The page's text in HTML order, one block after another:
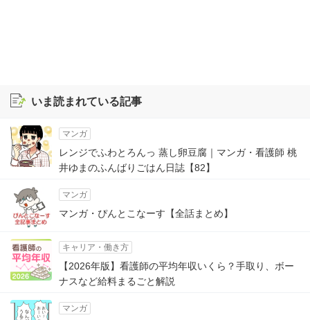
いま読まれている記事
マンガ
レンジでふわとろんっ 蒸し卵豆腐｜マンガ・看護師 桃
井ゆまのふんばりごはん日誌【82】
マンガ
マンガ・ぴんとこなーす【全話まとめ】
キャリア・働き方
【2026年版】看護師の平均年収いくら？手取り、ボー
ナスなど給料まるごと解説
マンガ